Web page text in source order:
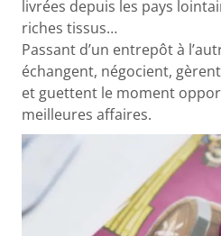
livrées depuis les pays
riches tissus…
Passant d’un entrepôt à
échangent, négocient,
et guettent le moment
meilleures affaires.